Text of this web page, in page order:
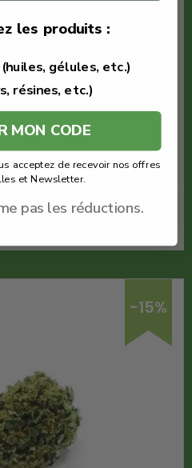
produit
savoir plus
-15%
les produits :
gélules, etc.)
résines, etc.)
MON CODE
acceptez de recevoir nos offres
et Newsletter.
pas les réductions.